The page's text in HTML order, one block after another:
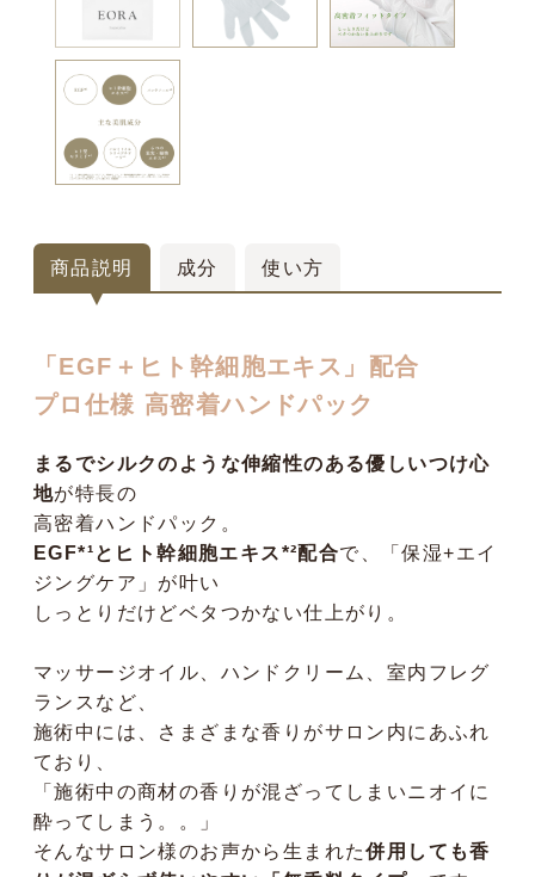
商品説明 成分 使い方
「EGF＋ヒト幹細胞エキス」配合
プロ仕様 高密着ハンドパック
まるでシルクのような伸縮性のある優しいつけ心
地が特長の
高密着ハンドパック。
EGF*¹とヒト幹細胞エキス*²配合で、「保湿+エイ
ジングケア」が叶い
しっとりだけどベタつかない仕上がり。
マッサージオイル、ハンドクリーム、室内フレグ
ランスなど、
施術中には、さまざまな香りがサロン内にあふれ
ており、
「施術中の商材の香りが混ざってしまいニオイに
酔ってしまう。。」
そんなサロン様のお声から生まれた併用しても香